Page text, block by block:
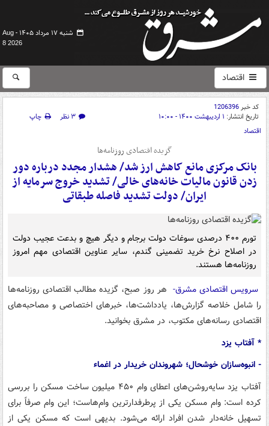
شنبه ۱۷ مرداد ۱۴۰۵ -
Aug
8 2026
اقتصاد
کد خبر1206396
تاریخ انتشار: ۱ اردیبهشت ۱۴۰۰ - ۱۰:۰۰ ۳ نظر
چاپ
اقتصاد
گزیده اقتصادی روزنامه‌ها
بانک مرکزی مانع کاهش ارز شد/ هشدار مجدد درباره دور
زدن قانون مالیات خانه‌های خالی/ تشدید خروج سرمایه از
ایران/ دولت تشدید فاصله طبقاتی
تورم ۴۰۰ درصدی سوغات دولت برجام و دیگر هیچ و بدعت عجیب دولت
در اصلاح نرخ خرید تضمینی گندم، سایر عناوین اقتصادی مهم امروز
روزنامه‌ها هستند.
سرویس اقتصادی مشرق- هر روز صبح، گزیده مطالب اقتصادی روزنامه‌ها
را شامل خلاصه گزارش‌ها، یادداشت‌ها، خبرهای اختصاصی و مصاحبه‌های
اقتصادی رسانه‌های مکتوب، در مشرق بخوانید.
* آفتاب یزد
- انبوه‌سازان خوشحال؛ شهروندان خریدار در اغماء
آفتاب یزد سایه‌روشن‌های اعطای وام ۴۵۰ میلیون ساخت مسکن را بررسی
کرده است: وام مسکن یکی از پرطرفدارترین وام‌هاست؛‌ این وام صرفاً برای
تسهیل خانه‌دار شدن افراد ارائه می‌شود. بدیهی است که مسکن یکی از